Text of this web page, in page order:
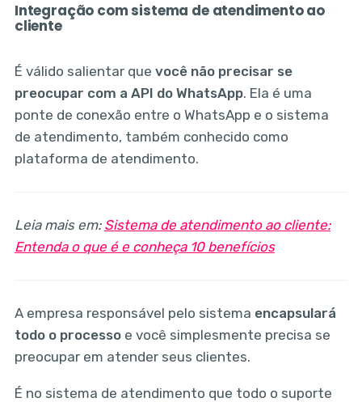
Integração com sistema de atendimento ao
cliente
É válido salientar que você não precisar se
preocupar com a API do WhatsApp. Ela é uma
ponte de conexão entre o WhatsApp e o sistema
de atendimento, também conhecido como
plataforma de atendimento.
Leia mais em: Sistema de atendimento ao cliente:
Entenda o que é e conheça 10 benefícios
A empresa responsável pelo sistema encapsulará
todo o processoe você simplesmente precisa se
preocupar em atender seus clientes.
É no sistema de atendimento que todo o suporte